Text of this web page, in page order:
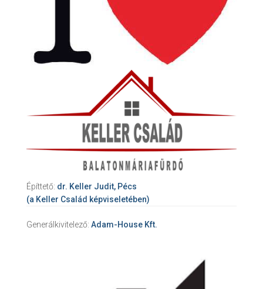
Építtető: dr. Keller Judit, Pécs
(a Keller Család képviseletében)
Generálkivitelező: Adam-House Kft.